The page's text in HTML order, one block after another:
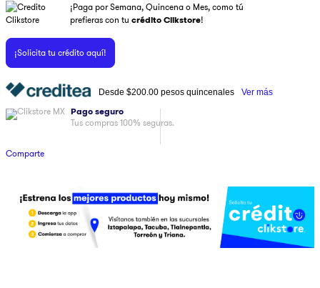
¡Paga por Semana, Quincena o Mes, como tú
prefieras con tu crédito Clikstore!
¡Solicita tu crédito aquí!
Desde $200.00 pesos quincenales Ver más
Pago seguro
Tus compras 100% seguras.
Comparte